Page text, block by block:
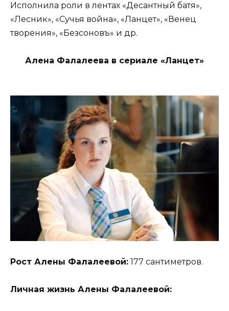
Исполнила роли в лентах «Десантный батя»,
«Лесник», «Сучья война», «Ланцет», «Венец
творения», «Безсоновъ» и др.
Алена Фалалеева в сериале «Ланцет»
Рост Алены Фалалеевой: 177 сантиметров.
Личная жизнь Алены Фалалеевой: